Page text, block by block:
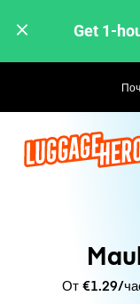
Get 1-
От €1.29/